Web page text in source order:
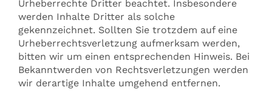
Urheberrechte Dritter beachtet. Insbesondere
werden Inhalte Dritter als solche
gekennzeichnet. Sollten Sie trotzdem auf eine
Urheberrechtsverletzung aufmerksam werden,
bitten wir um einen entsprechenden Hinweis. Bei
Bekanntwerden von Rechtsverletzungen werden
wir derartige Inhalte umgehend entfernen.